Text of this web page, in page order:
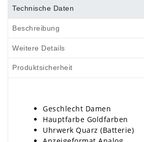
Technische Daten
Beschreibung
Weitere Details
Produktsicherheit
Geschlecht Damen
Hauptfarbe Goldfarben
Uhrwerk Quarz (Batterie)